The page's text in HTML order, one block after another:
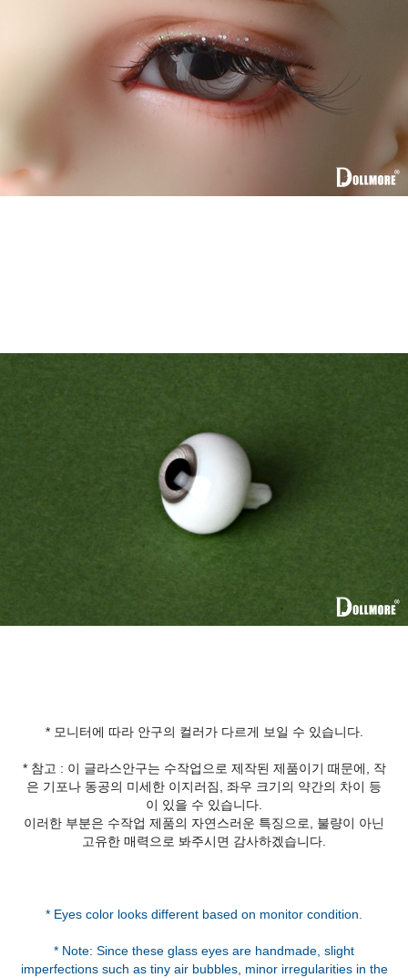
* 모니터에 따라 안구의 컬러가 다르게 보일 수 있습니다.
* 참고 : 이 글라스안구는 수작업으로 제작된 제품이기 때문에, 작
은 기포나 동공의 미세한 이지러짐, 좌우 크기의 약간의 차이 등
이 있을 수 있습니다.
이러한 부분은 수작업 제품의 자연스러운 특징으로, 불량이 아닌
고유한 매력으로 봐주시면 감사하겠습니다.
* Eyes color looks different based on monitor condition.
* Note: Since these glass eyes are handmade, slight
imperfections such as tiny air bubbles, minor irregularities in the